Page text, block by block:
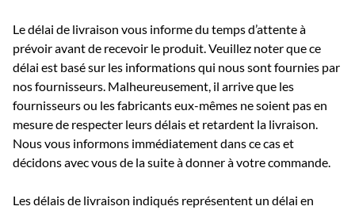
Le délai de livraison vous informe du temps d’attente à
prévoir avant de recevoir le produit. Veuillez noter que ce
délai est basé sur les informations qui nous sont fournies par
nos fournisseurs. Malheureusement, il arrive que les
fournisseurs ou les fabricants eux-mêmes ne soient pas en
mesure de respecter leurs délais et retardent la livraison.
Nous vous informons immédiatement dans ce cas et
décidons avec vous de la suite à donner à votre commande.
Les délais de livraison indiqués représentent un délai en